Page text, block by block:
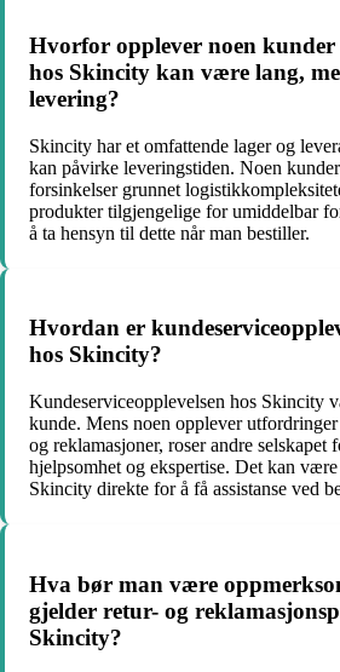
Hvorfor opplever noen kunder
hos Skincity kan være lang,
levering?
Skincity har et omfattende lager og
kan påvirke leveringstiden. Noen
forsinkelser grunnet
produkter tilgjengelige for umiddelbar
å ta hensyn til dette når man bestiller.
Hvordan er
hos Skincity?
Kundeserviceopplevelsen hos Skincity
kunde. Mens noen opplever
og reklamasjoner, roser andre selskapet
hjelpsomhet og ekspertise. Det kan
Skincity direkte for å få assistanse ved
Hva bør man være
gjelder retur- og
Skincity?